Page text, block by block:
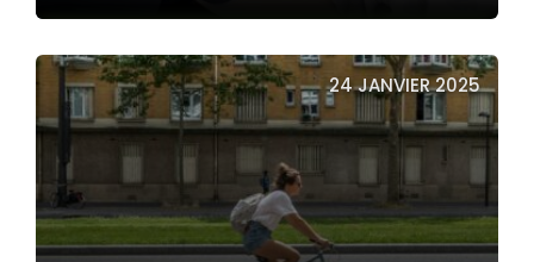
LIRE LA SUITE
24 JANVIER 2025